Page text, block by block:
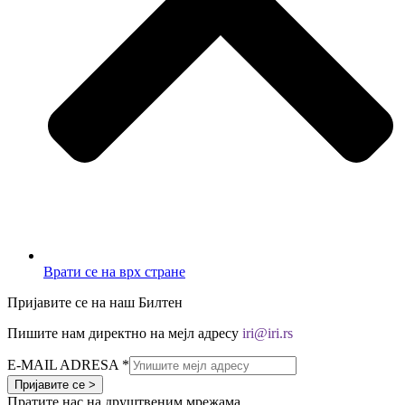
Врати се на врх стране
Пријавите се на наш Билтен
Пишите нам директно на мејл адресу iri@iri.rs
E-MAIL ADRESA *
Пријавите се >
Пратите нас на друштвеним мрежама